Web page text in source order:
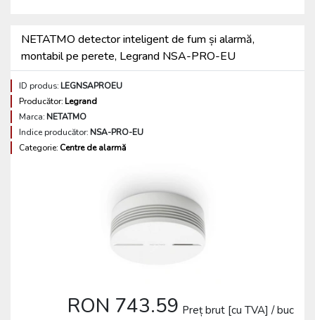
NETATMO detector inteligent de fum și alarmă,
montabil pe perete, Legrand NSA-PRO-EU
ID produs:LEGNSAPROEU
Producător:Legrand
Marca:NETATMO
Indice producător:NSA-PRO-EU
Categorie: Centre de alarmă
RON 743.59 Preț brut [cu TVA] / buc